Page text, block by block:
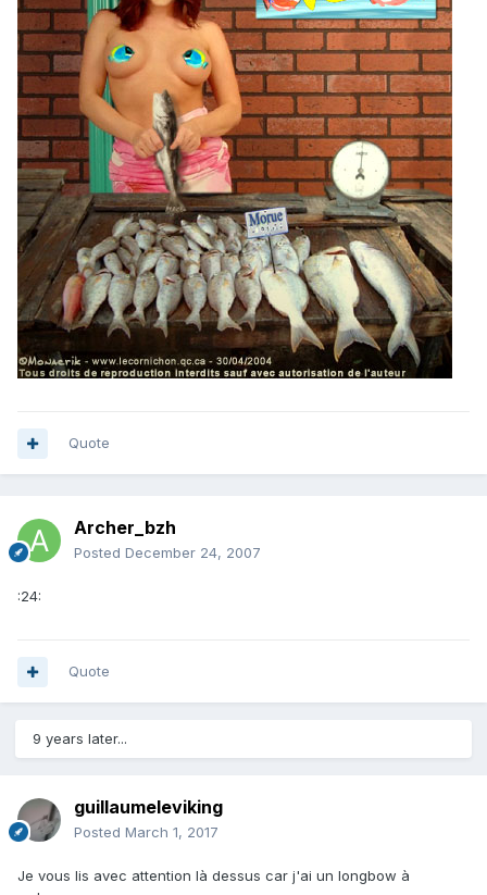
Quote
Archer_bzh
Posted December 24, 2007
:24:
Quote
9 years later...
guillaumeleviking
Posted March 1, 2017
Je vous lis avec attention là dessus car j'ai un longbow à